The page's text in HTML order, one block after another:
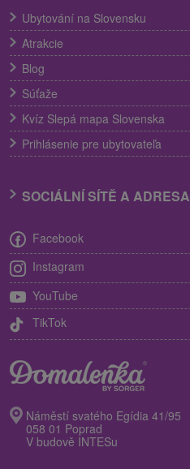
Ubytování na Slovensku
Atrakcie
Blog
Súťaže
Kvíz Slepá mapa Slovenska
Prihlásenie pre ubytovateľa
SOCIÁLNÍ SÍTĚ A ADRESA
Facebook
Instagram
YouTube
TikTok
Náměstí svatého Egídia 41/95
058 01 Poprad
V budově INTESu